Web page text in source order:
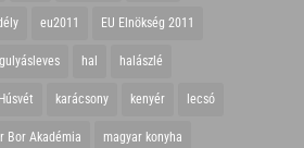
eu2011 EU Elnökség 2011
gulyásleves hal halászlé
Húsvét karácsony kenyér lecsó
Bor Akadémia magyar konyha